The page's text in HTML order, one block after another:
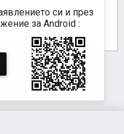
си и през
за Android :